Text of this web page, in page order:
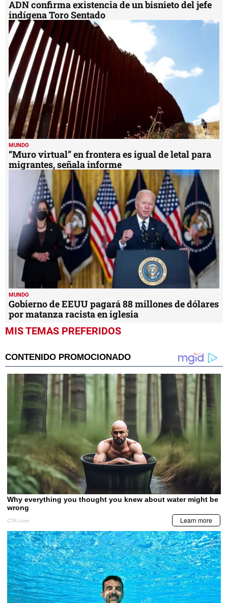
ADN confirma existencia de un bisnieto del jefe
indígena Toro Sentado
MUNDO
“Muro virtual” en frontera es igual de letal para
migrantes, señala informe
MUNDO
Gobierno de EEUU pagará 88 millones de dólares
por matanza racista en iglesia
MIS TEMAS PREFERIDOS